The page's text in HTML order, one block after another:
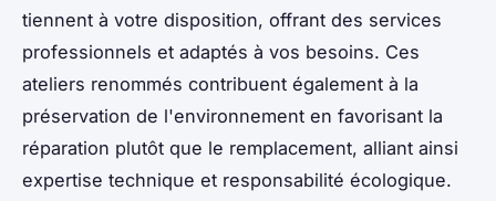
tiennent à votre disposition, offrant des services
professionnels et adaptés à vos besoins. Ces
ateliers renommés contribuent également à la
préservation de l'environnement en favorisant la
réparation plutôt que le remplacement, alliant ainsi
expertise technique et responsabilité écologique.